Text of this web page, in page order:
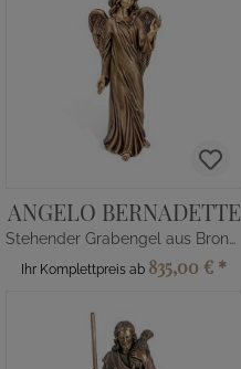
ANGELO BERNADETTE
Stehender Grabengel aus Bronze/Alu
Ihr Komplettpreis ab 835,00 € *